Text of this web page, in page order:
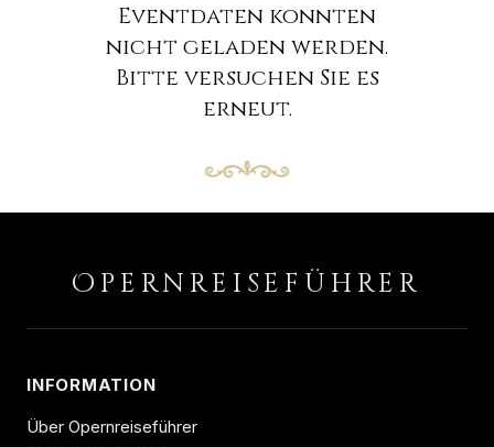
Eventdaten konnten
nicht geladen werden.
Bitte versuchen Sie es
erneut.
O PERNREISEFÜHRER
INFORMATION
Über Opernreiseführer